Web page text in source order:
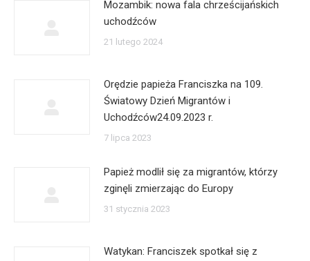
Mozambik: nowa fala chrześcijańskich
uchodźców
21 lutego 2024
Orędzie papieża Franciszka na 109.
Światowy Dzień Migrantów i
Uchodźców24.09.2023 r.
7 lipca 2023
Papież modlił się za migrantów, którzy
zginęli zmierzając do Europy
31 stycznia 2023
Watykan: Franciszek spotkał się z